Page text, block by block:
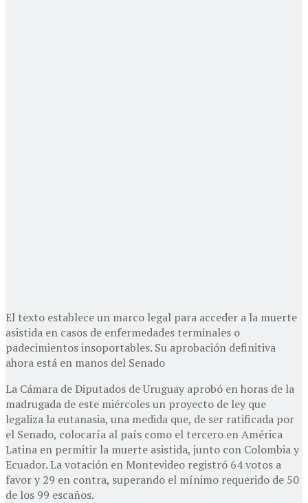
El texto establece un marco legal para acceder a la muerte
asistida en casos de enfermedades terminales o
padecimientos insoportables. Su aprobación definitiva
ahora está en manos del Senado
La Cámara de Diputados de Uruguay aprobó en horas de la
madrugada de este miércoles un proyecto de ley que
legaliza la eutanasia, una medida que, de ser ratificada por
el Senado, colocaría al país como el tercero en América
Latina en permitir la muerte asistida, junto con Colombia y
Ecuador. La votación en Montevideo registró 64 votos a
favor y 29 en contra, superando el mínimo requerido de 50
de los 99 escaños.